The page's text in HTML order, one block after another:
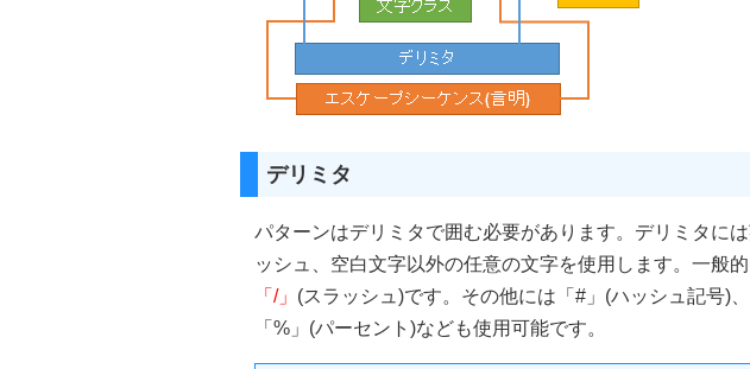
デリミタ
パターンはデリミタで囲む必要があります。デリミタに
ッシュ、空白文字以外の任意の文字を使用します。一般
「/」 (スラッシュ)です。その他には「#」(ハッシュ記号)、
「%」(パーセント)なども使用可能です。